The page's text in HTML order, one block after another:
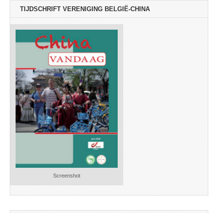
TIJDSCHRIFT VERENIGING BELGIË-CHINA
Screenshot